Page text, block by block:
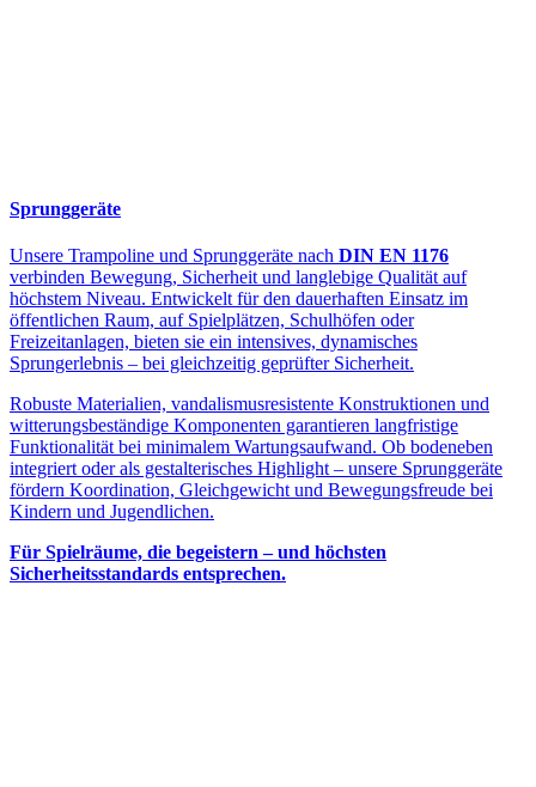
Sprunggeräte
Unsere Trampoline und Sprunggeräte nach DIN EN 1176
verbinden Bewegung, Sicherheit und langlebige Qualität auf
höchstem Niveau. Entwickelt für den dauerhaften Einsatz im
öffentlichen Raum, auf Spielplätzen, Schulhöfen oder
Freizeitanlagen, bieten sie ein intensives, dynamisches
Sprungerlebnis – bei gleichzeitig geprüfter Sicherheit.
Robuste Materialien, vandalismusresistente Konstruktionen und
witterungsbeständige Komponenten garantieren langfristige
Funktionalität bei minimalem Wartungsaufwand. Ob bodeneben
integriert oder als gestalterisches Highlight – unsere Sprunggeräte
fördern Koordination, Gleichgewicht und Bewegungsfreude bei
Kindern und Jugendlichen.
Für Spielräume, die begeistern – und höchsten
Sicherheitsstandards entsprechen.